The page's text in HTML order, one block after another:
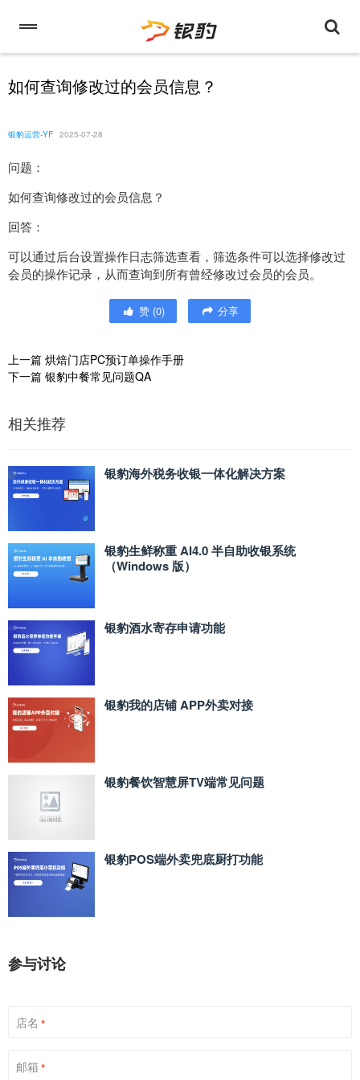
如何查询修改过的会员信息？
银豹运营-YF 2025-07-28
问题：
如何查询修改过的会员信息？
回答：
可以通过后台设置操作日志筛选查看，筛选条件可以选择修改过
会员的操作记录，从而查询到所有曾经修改过会员的会员。
赞 (0) 分享
上一篇 烘焙门店PC预订单操作手册
下一篇 银豹中餐常见问题QA
相关推荐
银豹海外税务收银一体化解决方案
银豹生鲜称重 AI4.0 半自助收银系统
（Windows 版）
银豹酒水寄存申请功能
银豹我的店铺 APP外卖对接
银豹餐饮智慧屏TV端常见问题
银豹POS端外卖兜底厨打功能
参与讨论
店名 *
邮箱 *